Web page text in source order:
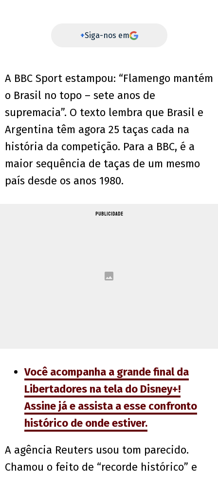
+Siga-nos em
A BBC Sport estampou: “Flamengo mantém
o Brasil no topo – sete anos de
supremacia”. O texto lembra que Brasil e
Argentina têm agora 25 taças cada na
história da competição. Para a BBC, é a
maior sequência de taças de um mesmo
país desde os anos 1980.
PUBLICIDADE
Você acompanha a grande final da
Libertadores na tela do Disney+!
Assine já e assista a esse confronto
histórico de onde estiver.
A agência Reuters usou tom parecido.
Chamou o feito de “recorde histórico” e